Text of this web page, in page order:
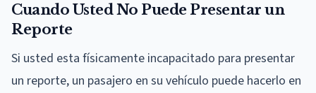
Cuando Usted No Puede Presentar un
Reporte
Si usted esta físicamente incapacitado para presentar
un reporte, un pasajero en su vehículo puede hacerlo en